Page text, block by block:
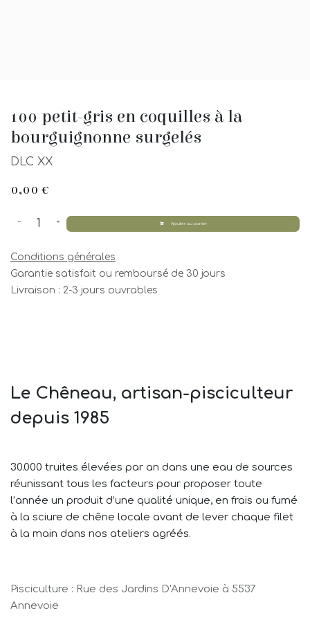
100 petit-gris en coquilles à la
bourguignonne surgelés
DLC XX
0,00 €
Ajouter au panier
Conditions générales
Garantie satisfait ou remboursé de 30 jours
Livraison : 2-3 jours ouvrables
Le Chêneau, artisan-pisciculteur
depuis 1985
30.000 truites élevées par an dans une eau de sources
réunissant tous les facteurs pour proposer toute
l’année un produit d’une qualité unique, en frais ou fumé
à la sciure de chêne locale avant de lever chaque filet
à la main dans nos ateliers agréés.
Pisciculture : Rue des Jardins D'Annevoie à 5537
Annevoie